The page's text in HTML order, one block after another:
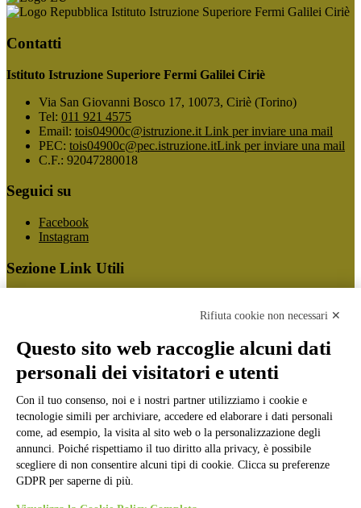
Istituto Istruzione Superiore Fermi Galilei Ciriè
Contatti
Istituto Istruzione Superiore Fermi Galilei Ciriè
Via San Giovanni Bosco 17, 10073, Ciriè (Torino)
Tel: 011 921 4575
Email: tois04900c@istruzione.it Link per inviare una mail
PEC: tois04900c@pec.istruzione.itLink per inviare una mail
C.F.: 92047280018
Seguici su
Facebook
Instagram
Sezione Link Utili
Ufficio Relazioni con il Pubblico
Dichiarazione di accessibilità
Obiettivi di accessibilità
Gestione consensi cookie
Amministrazione trasparente
Pagina visualizzata
1279 volte
Sezione Copyright
Rifiuta cookie non necessari ✕
Questo sito web raccoglie alcuni dati
personali dei visitatori e utenti
Con il tuo consenso, noi e i nostri partner utilizziamo i cookie e
tecnologie simili per archiviare, accedere ed elaborare i dati personali
come, ad esempio, la visita al sito web o la personalizzazione degli
annunci. Poiché rispettiamo il tuo diritto alla privacy, è possibile
scegliere di non consentire alcuni tipi di cookie. Clicca su preferenze
GDPR per saperne di più.